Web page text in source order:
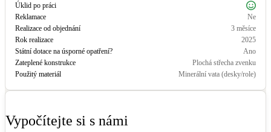
Žaluzie, markýzy, pergoly
Rekuperace tepla odpadní vody
Kamna / krby
Doplňkové zdroje vytápění
Úklid po práci
Reklamace
Ne
Realizace od objednání
3 měsíce
Rok realizace
2025
Státní dotace na úsporné opatření?
Ano
Zateplené konstrukce
Plochá střecha zvenku
Použitý materiál
Minerální vata (desky/role)
Vypočítejte si s námi